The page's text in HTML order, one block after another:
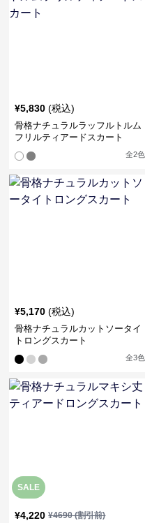
¥5,830 (税込)
骨格ナチュラルラッフルトルム
フリルティアードスカート
全2色
¥5,170 (税込)
骨格ナチュラルカットソータイ
トロングスカート
全3色
SALE
¥4,220 ¥4690(割引前)